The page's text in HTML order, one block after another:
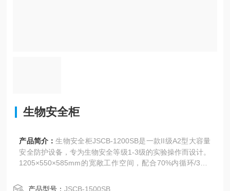
生物安全柜
产品简介：生物安全柜JSCB-1200SB是一款II级A2型大容量
安全防护设备，专为生物安全等级1-3级的实验操作而设计。
1205×550×585mm的宽敞工作空间，配合70%内循环/30%
护。设备配备HEPA高效过滤器（对0.3μm颗粒过滤效率达9
产品型号：JSCB-1500SB